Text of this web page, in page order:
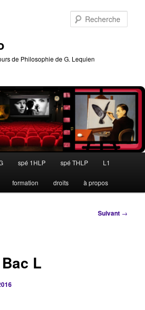
de Philosophie de G. Lequien
spé 1HLP spé THLP L1
formation droits à propos
Suivant →
L